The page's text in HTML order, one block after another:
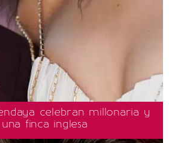
celebran millonaria y
finca inglesa